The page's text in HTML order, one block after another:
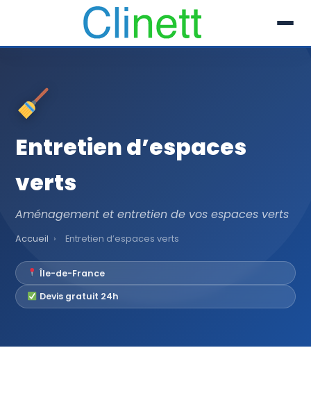
Prestations
Références
Secteur
Recrutement
01 30 51 04 09
Entretien d’espaces
verts
Aménagement et entretien de vos espaces verts
Accueil › Entretien d’espaces verts
Île-de-France
Devis gratuit 24h